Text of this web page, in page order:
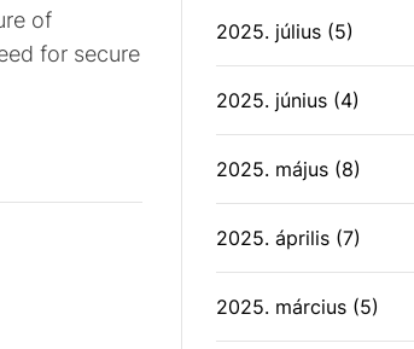
of
for secure
2025. július (5)
2025. június (4)
2025. május (8)
2025. április (7)
2025. március (5)